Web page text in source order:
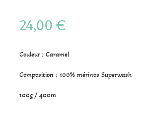
24,00 €
Couleur : Caramel
Composition : 100% mérinos Superwash
100g / 400m